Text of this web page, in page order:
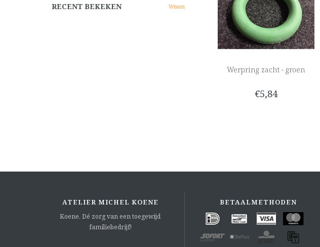
RECENT BEKEKEN Wissen
Werpring zacht - groen
€5,84
ATELIER MICHEL KOENE
Koene. Dé zorg van een toegewijd
familiebedrijf!
BETAALMETHODEN